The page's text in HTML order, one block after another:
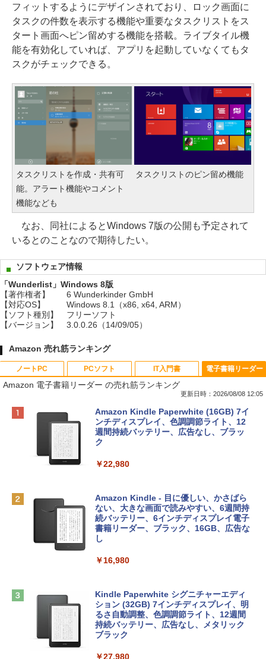
フィットするようにデザインされており、ロック画面に
タスクの件数を表示する機能や重要なタスクリストをス
タート画面へピン留めする機能を搭載。ライブタイル機
能を有効化していれば、アプリを起動していなくてもタ
スクがチェックできる。
タスクリストを作成・共有可
能。アラート機能やコメント
機能なども
タスクリストのピン留め機能
なお、同社によるとWindows 7版の公開も予定されて
いるとのことなので期待したい。
ソフトウェア情報
「Wunderlist」Windows 8版
【著作権者】
6 Wunderkinder GmbH
【対応OS】
Windows 8.1（x86, x64, ARM）
【ソフト種別】
フリーソフト
【バージョン】
3.0.0.26（14/09/05）
Amazon 売れ筋ランキング
ノートPC
Apple 2026 MacBook Neo A18 Proチッ
プ搭載13インチノートブック：AIとAppl
e Intelligenceのために設計、Liquid Ret
inaディスプレイ、8GBユニファイドメモ
eTime HDカメラ - インディゴ
tomtoc 360°保護 15.6 16インチ パソコ
ンケース Dell NEC Lavie ASUS HP dyna
book Lenovo対応
￥2,952
Apple 2026 MacBook Air M5チップ搭載
13インチノートブック：AIとApple Intell
igence、13.6インチLiquid Retinaディ
スプレイ、16GBユニファイドメモリ、1
TB SSDストレージ、12MPセンターフレ
D - シルバー
PCソフト
Robloxギフトカード - 800 Robux 【限
定バーチャルアイテムを含む】 【オンラ
インゲームコード】 ロブロックス | オン
ラインコード版
￥1,300
Robloxギフトカード - 1000 Robux 【限
定バーチャルアイテムを含む】 【オンラ
インゲームコード】 ロブロックス |オン
ラインコード版
4(最新 永続版)|オンラインコード版|Wind
ows11、10/mac対応|PC2台
￥39,582
IT入門書
生成AIパスポート公式テキスト 第４版
￥1,766
出す プロンプトの言葉 AI画像生成シリー
ズ (はぴーイラストLabo)
￥480
ClaudeCode いちばんやさしい 教科書:
にもKindle出版にも！ 非エンジニアのた
めのAIコーディング入門シリーズ
￥99
電子書籍リーダー
Amazon 電子書籍リーダー の売れ筋ランキング
更新日時：2026/08/08 12:05
Amazon Kindle Paperwhite (16GB) 7イ
ンチディスプレイ、色調調節ライト、12
週間持続バッテリー、広告なし、ブラッ
ク
￥22,980
Amazon Kindle - 目に優しい、かさばら
ない、大きな画面で読みやすい、6週間持
続バッテリー、6インチディスプレイ電子
書籍リーダー、ブラック、16GB、広告な
し
￥16,980
Kindle Paperwhite シグニチャーエディ
ション (32GB) 7インチディスプレイ、明
るさ自動調整、色調調節ライト、12週間
持続バッテリー、広告なし、メタリック
ブラック
￥27,980